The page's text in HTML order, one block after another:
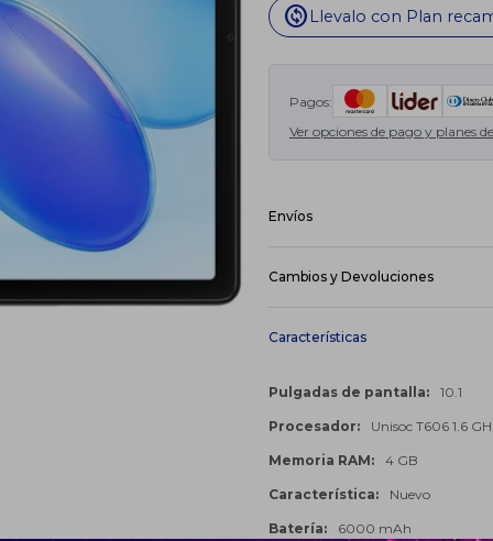
change_circle Llevalo con Plan
Pagos:
Ver opciones de pago y planes
Envíos
DAC - Interior - Envío en 48hs:
Cambios y Devoluciones
(5) días hábiles contados desde
Características
Pulgadas de pantalla 10.1
Procesador Unisoc T606 1.6
Memoria RAM 4 GB
Característica Nuevo
Batería 6000 mAh